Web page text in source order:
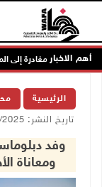
أهم الاخبار
الرئيسية
تاريخ النشر: 30/06/2025 07:14 م
وفد
ومعاناة